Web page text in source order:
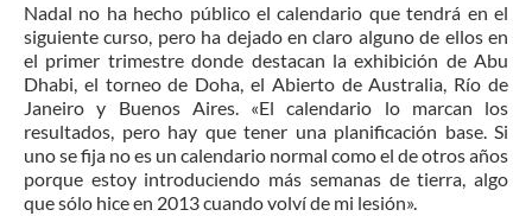
Nadal no ha hecho público el calendario que tendrá en el
siguiente curso, pero ha dejado en claro alguno de ellos en
el primer trimestre donde destacan la exhibición de Abu
Dhabi, el torneo de Doha, el Abierto de Australia, Río de
Janeiro y Buenos Aires. «El calendario lo marcan los
resultados, pero hay que tener una planificación base. Si
uno se fija no es un calendario normal como el de otros años
porque estoy introduciendo más semanas de tierra, algo
que sólo hice en 2013 cuando volví de mi lesión».